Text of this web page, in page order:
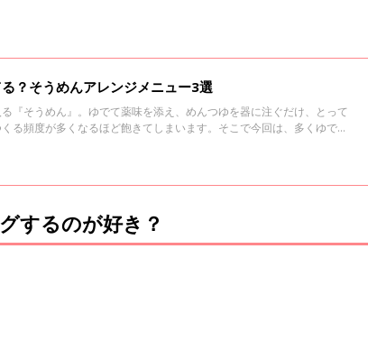
？そうめんアレンジメニュー3選
『そうめん』。ゆでて薬味を添え、めんつゆを器に注ぐだけ、とって
る頻度が多くなるほど飽きてしまいます。そこで今回は、多くゆです
するのが好き？